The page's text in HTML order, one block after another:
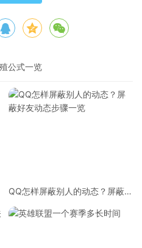
公式一览
QQ怎样屏蔽别人的动态？屏蔽好